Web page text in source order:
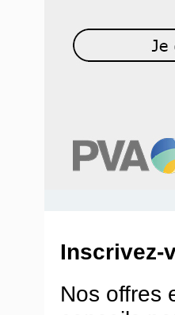
Inscrivez-
Nos offres